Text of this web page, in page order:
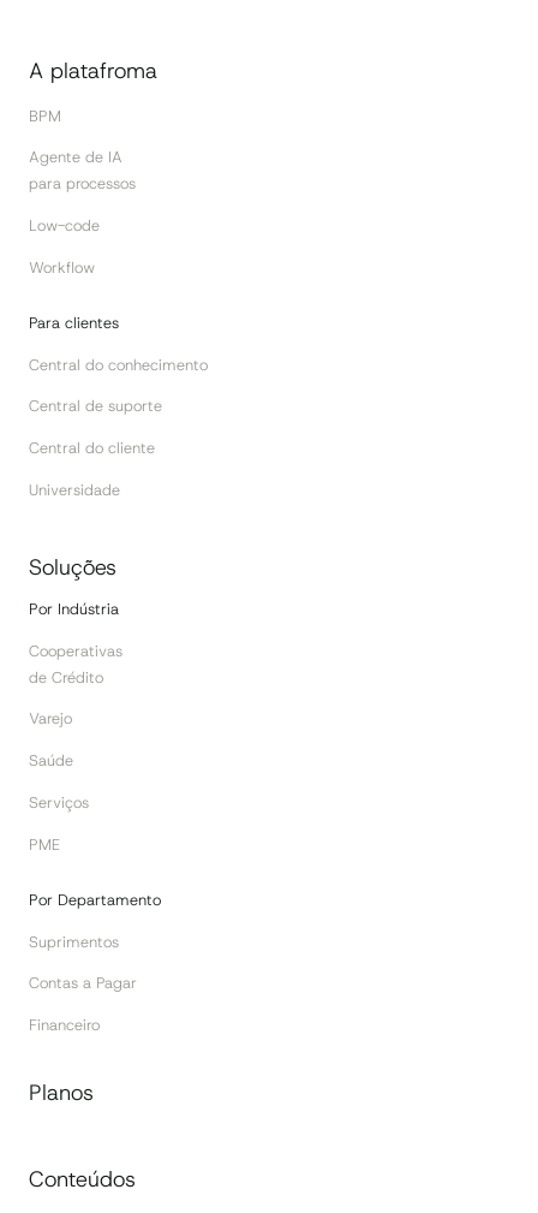
A platafroma
BPM
Agente de IA
para processos
Low-code
Workflow
Para clientes
Central do conhecimento
Central de suporte
Central do cliente
Universidade
Soluções
Por Indústria
Cooperativas
de Crédito
Varejo
Saúde
Serviços
PME
Por Departamento
Suprimentos
Contas a Pagar
Financeiro
Planos
Conteúdos